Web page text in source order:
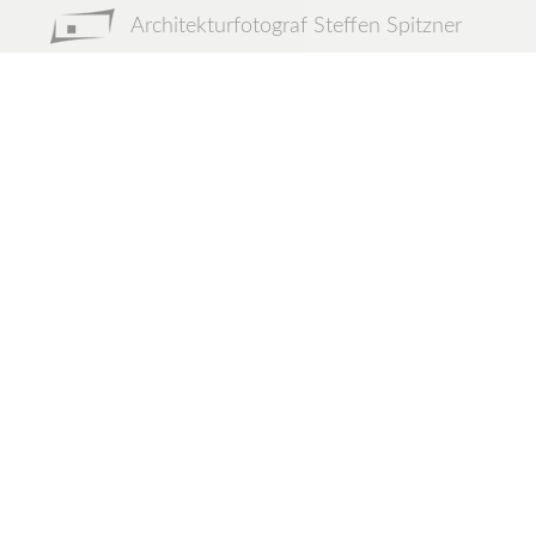
Architekturfotograf Steffen Spitzner